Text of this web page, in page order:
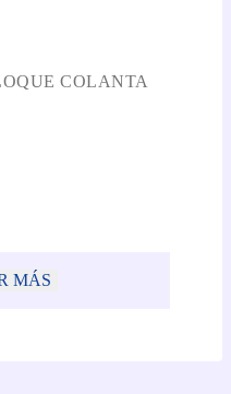
COLANTA
MÁS